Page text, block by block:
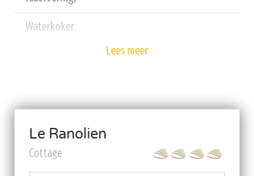
Waterkoker
Lees meer
Le Ranolien
Cottage